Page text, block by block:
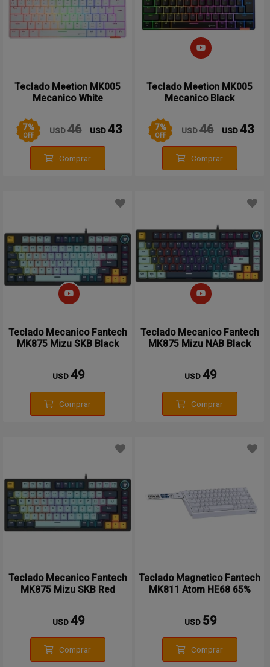
Teclado Meetion MK005
Mecanico White
7%
OFF USD46 USD 43
Comprar
Teclado Meetion MK005
Mecanico Black
7%
OFF USD46 USD 43
Comprar
Teclado Mecanico Fantech
MK875 Mizu SKB Black
USD 49
Comprar
Teclado Mecanico Fantech
MK875 Mizu NAB Black
USD 49
Comprar
Teclado Mecanico Fantech
MK875 Mizu SKB Red
USD 49
Comprar
Teclado Magnetico Fantech
MK811 Atom HE68 65%
USD 59
Comprar